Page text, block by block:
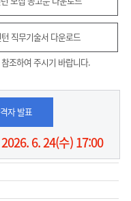
직무기술서 다운로드
조하여 주시기 바랍니다.
자 발표
6. 24(수) 17:00